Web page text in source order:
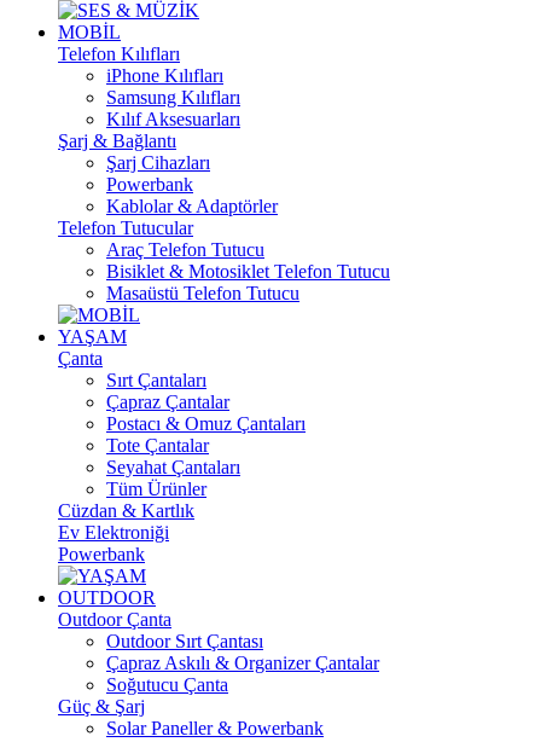
MOBİL
Telefon Kılıfları
iPhone Kılıfları
Samsung Kılıfları
Kılıf Aksesuarları
Şarj & Bağlantı
Şarj Cihazları
Powerbank
Kablolar & Adaptörler
Telefon Tutucular
Araç Telefon Tutucu
Bisiklet & Motosiklet Telefon Tutucu
Masaüstü Telefon Tutucu
YAŞAM
Çanta
Sırt Çantaları
Çapraz Çantalar
Postacı & Omuz Çantaları
Tote Çantalar
Seyahat Çantaları
Tüm Ürünler
Cüzdan & Kartlık
Ev Elektroniği
Powerbank
OUTDOOR
Outdoor Çanta
Outdoor Sırt Çantası
Çapraz Askılı & Organizer Çantalar
Soğutucu Çanta
Güç & Şarj
Solar Paneller & Powerbank